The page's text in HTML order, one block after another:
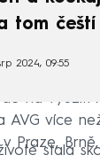
tom čeští
2024, 09:55
na
AVG více
Praze,
stala